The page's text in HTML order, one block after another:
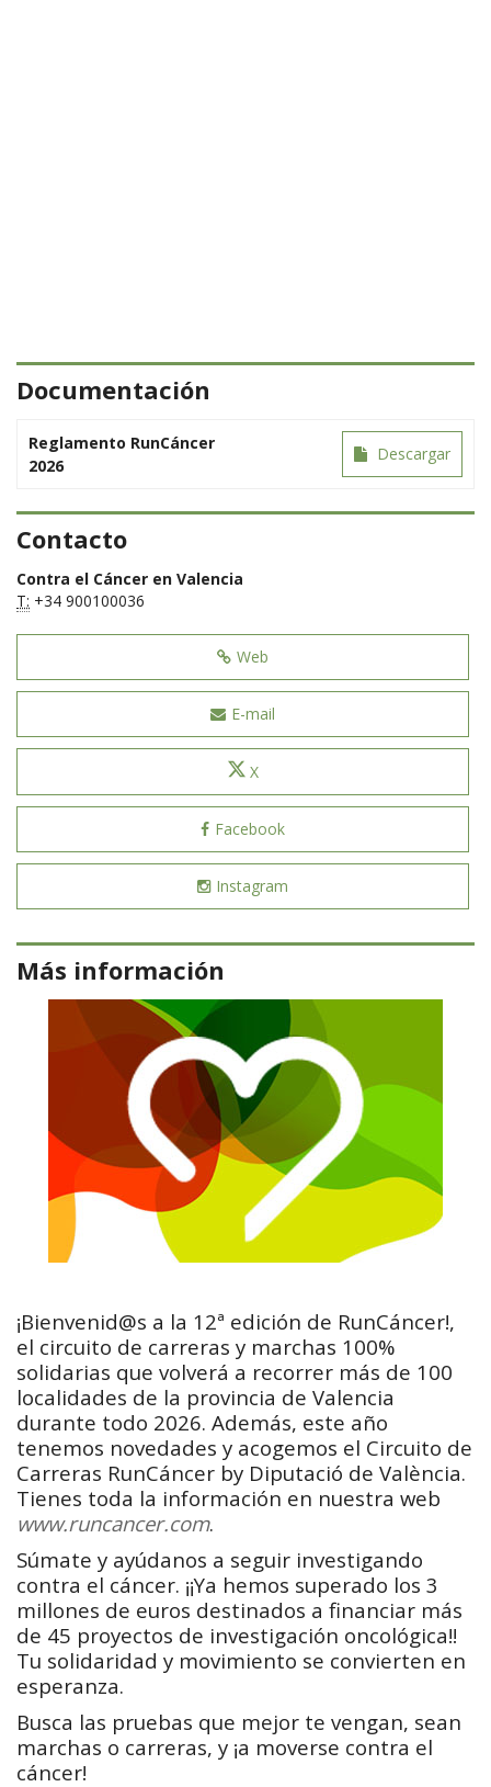
Documentación
Reglamento RunCáncer
2026
Descargar
Contacto
Contra el Cáncer en Valencia
T: +34 900100036
Web
E-mail
X
Facebook
Instagram
Más información
¡Bienvenid@s a la 12ª edición de RunCáncer!,
el circuito de carreras y marchas 100%
solidarias que volverá a recorrer más de 100
localidades de la provincia de Valencia
durante todo 2026. Además, este año
tenemos novedades y acogemos el Circuito de
Carreras RunCáncer by Diputació de València.
Tienes toda la información en nuestra web
www.runcancer.com.
Súmate y ayúdanos a seguir investigando
contra el cáncer. ¡¡Ya hemos superado los 3
millones de euros destinados a financiar más
de 45 proyectos de investigación oncológica!!
Tu solidaridad y movimiento se convierten en
esperanza.
Busca las pruebas que mejor te vengan, sean
marchas o carreras, y ¡a moverse contra el
cáncer!